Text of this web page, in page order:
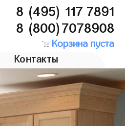
8 (495) 117 7891
8 (800)7078908
Корзина пуста
Контакты